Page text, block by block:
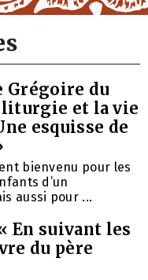
Grégoire du
liturgie et la vie
esquisse de
bienvenu pour les
d’un
aussi pour ...
En suivant les
du père